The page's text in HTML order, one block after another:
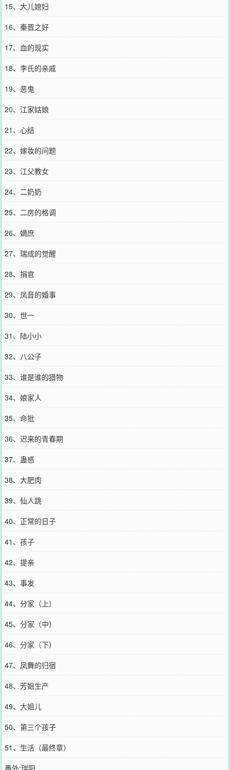
15、大儿媳妇
16、秦晋之好
17、血的现实
18、李氏的亲戚
19、恶鬼
20、江家姑娘
21、心结
22、嫁妆的问题
23、江父教女
24、二奶奶
25、二房的格调
26、嫡庶
27、瑞成的觉醒
28、捐官
29、凤音的婚事
30、世一
31、陆小小
32、八公子
33、谁是谁的猎物
34、娘家人
35、命批
36、迟来的青春期
37、蛊惑
38、大肥肉
39、仙人跳
40、正常的日子
41、孩子
42、提亲
43、事发
44、分家（上）
45、分家（中）
46、分家（下）
47、凤舞的归宿
48、芳姐生产
49、大姐儿
50、第三个孩子
51、生活（最终章）
番外:瑞阳